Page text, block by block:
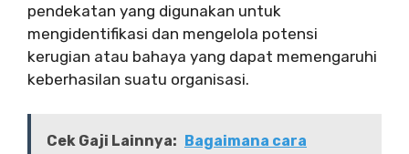
pendekatan yang digunakan untuk
mengidentifikasi dan mengelola potensi
kerugian atau bahaya yang dapat memengaruhi
keberhasilan suatu organisasi.
Cek Gaji Lainnya: Bagaimana cara